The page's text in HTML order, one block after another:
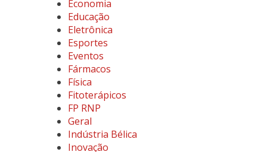
Economia
Educação
Eletrônica
Esportes
Eventos
Fármacos
Física
Fitoterápicos
FP RNP
Geral
Indústria Bélica
Inovação